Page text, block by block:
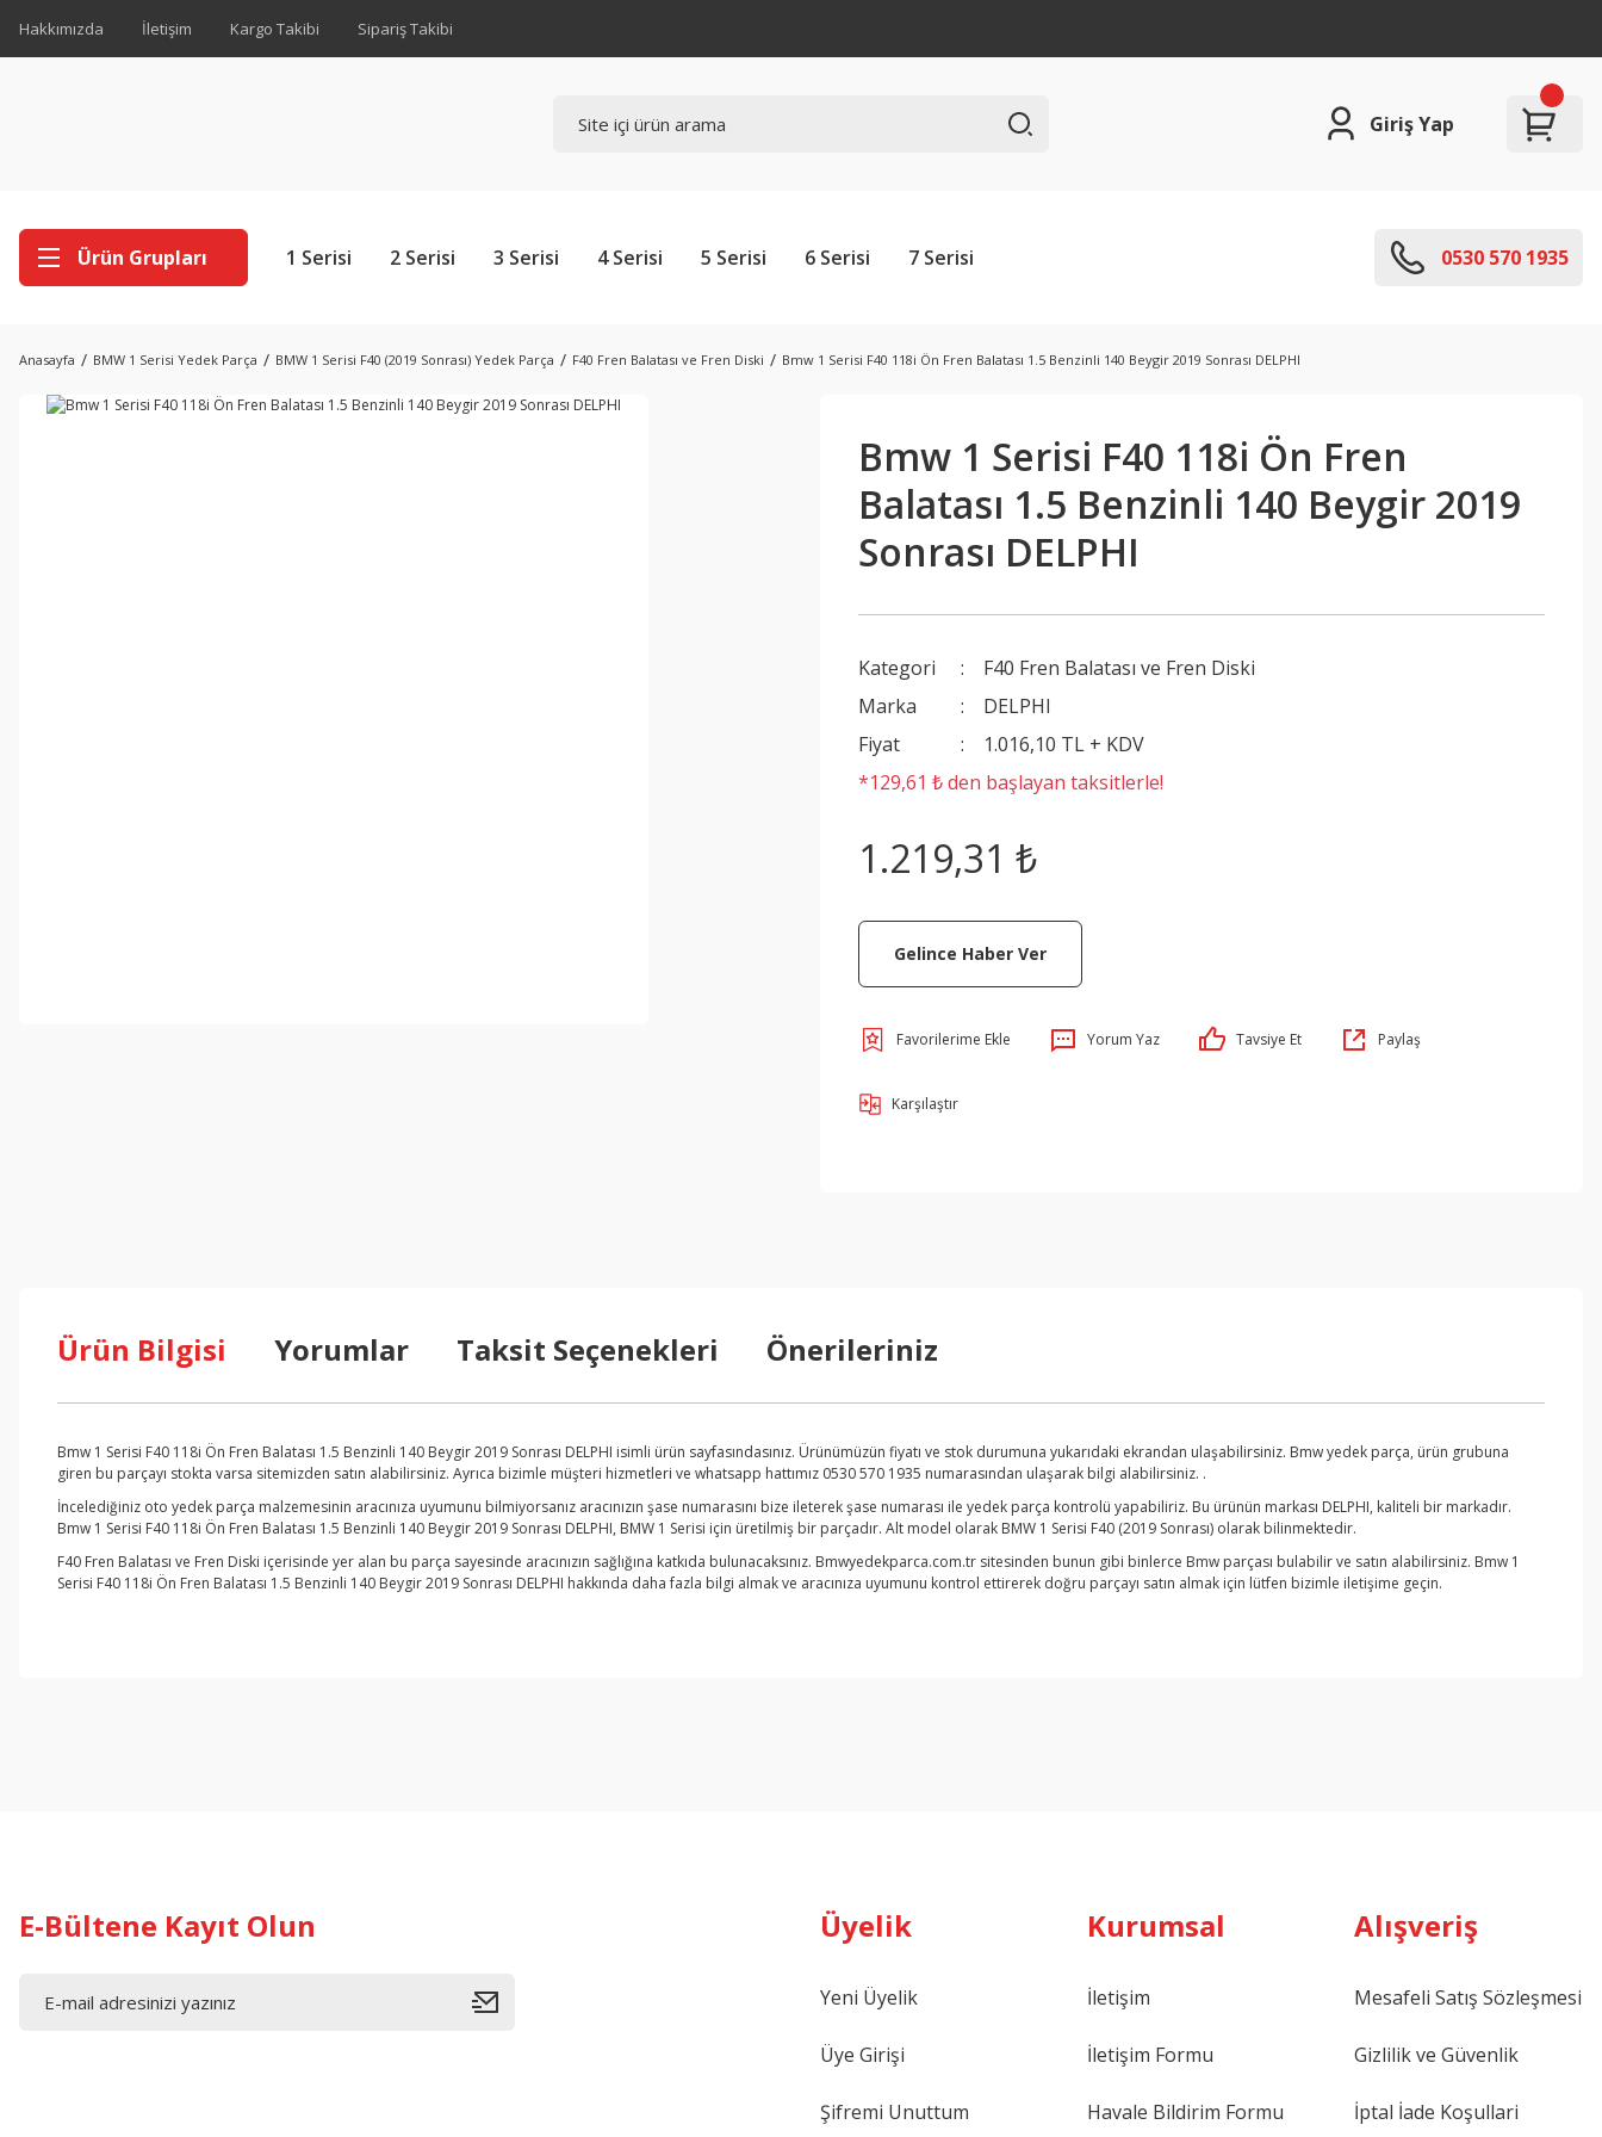
Hakkımızda İletişim Kargo Takibi Sipariş Takibi
Giriş Yap
Ürün Grupları 1 Serisi 2 Serisi 3 Serisi 4 Serisi 5 Serisi 6 Serisi 7 Serisi 0530 570 1935
Anasayfa BMW 1 Serisi Yedek Parça BMW 1 Serisi F40 (2019 Sonrası) Yedek Parça F40 Fren Balatası ve Fren Diski Bmw 1 Serisi F40 118i Ön Fren Balatası 1.5 Benzinli 140 Beygir 2019 Sonrası DELPHI
Bmw 1 Serisi F40 118i Ön Fren
Balatası 1.5 Benzinli 140 Beygir 2019
Sonrası DELPHI
Kategori
F40 Fren Balatası ve Fren Diski
Marka
DELPHI
Fiyat
1.016,10 TL + KDV
*129,61 ₺ den başlayan taksitlerle!
1.219,31 ₺
Gelince Haber Ver
Yorum Yaz Tavsiye Et Paylaş
Karşılaştır
Ürün Bilgisi Yorumlar Taksit Seçenekleri Önerileriniz
Bmw 1 Serisi F40 118i Ön Fren Balatası 1.5 Benzinli 140 Beygir 2019 Sonrası DELPHI isimli ürün sayfasındasınız. Ürünümüzün fiyatı ve stok durumuna yukarıdaki ekrandan ulaşabilirsiniz. Bmw yedek parça, ürün grubuna
giren bu parçayı stokta varsa sitemizden satın alabilirsiniz. Ayrıca bizimle müşteri hizmetleri ve whatsapp hattımız 0530 570 1935 numarasından ulaşarak bilgi alabilirsiniz. .
İncelediğiniz oto yedek parça malzemesinin aracınıza uyumunu bilmiyorsanız aracınızın şase numarasını bize ileterek şase numarası ile yedek parça kontrolü yapabiliriz. Bu ürünün markası DELPHI, kaliteli bir markadır.
Bmw 1 Serisi F40 118i Ön Fren Balatası 1.5 Benzinli 140 Beygir 2019 Sonrası DELPHI, BMW 1 Serisi için üretilmiş bir parçadır. Alt model olarak BMW 1 Serisi F40 (2019 Sonrası) olarak bilinmektedir.
F40 Fren Balatası ve Fren Diski içerisinde yer alan bu parça sayesinde aracınızın sağlığına katkıda bulunacaksınız. Bmwyedekparca.com.tr sitesinden bunun gibi binlerce Bmw parçası bulabilir ve satın alabilirsiniz. Bmw 1
Serisi F40 118i Ön Fren Balatası 1.5 Benzinli 140 Beygir 2019 Sonrası DELPHI hakkında daha fazla bilgi almak ve aracınıza uyumunu kontrol ettirerek doğru parçayı satın almak için lütfen bizimle iletişime geçin.
E-Bültene Kayıt Olun Üyelik
Yeni Üyelik
Üye Girişi
Şifremi Unuttum
Kurumsal
İletişim
İletişim Formu
Havale Bildirim Formu
Alışveriş
Mesafeli Satış Sözleşmesi
Gizlilik ve Güvenlik
İptal İade Koşullari